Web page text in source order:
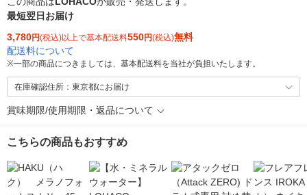
最短翌日お届け
3,780円(税込)以上で基本配送料550円(税込)無料
配送料について
※一部の商品につきましては、基本配送料を当社が負担いたします。
在庫確認住所：東京都にお届け
賞味期限/使用期限・返品について
こちらの商品もおすすめ